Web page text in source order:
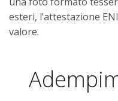
esteri, l’attestazione
valore.